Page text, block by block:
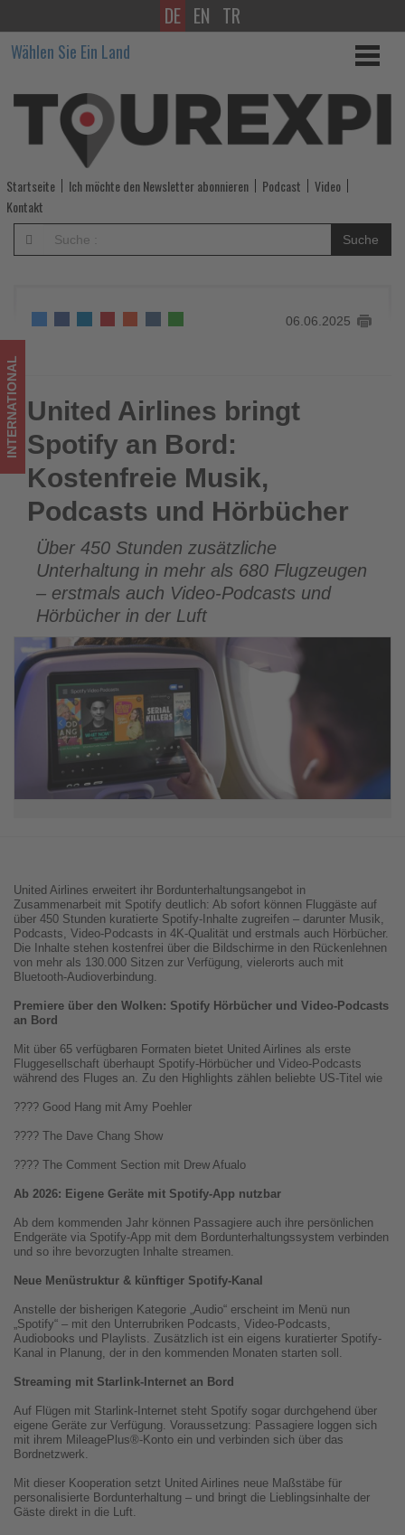
United
Airlines
bringt
Spotify
an
Bord:
Kostenfreie
Podcasts
und
Hörbücher
-
Wissen,
was
im
Tourismus
los
ist!
DE EN TR
Wählen Sie Ein Land
Startseite Ich möchte den Newsletter abonnieren Podcast
Video
Kontakt
Suche
06.06.2025
United Airlines bringt Spotify an Bord: Kostenfreie Musik,
Podcasts und Hörbücher
INTERNATIONAL United Airlines bringt
Spotify an Bord:
Kostenfreie Musik,
Podcasts und Hörbücher
Über 450 Stunden zusätzliche
Unterhaltung in mehr als 680 Flugzeugen
– erstmals auch Video-Podcasts und
Hörbücher in der Luft
United Airlines erweitert ihr Bordunterhaltungsangebot in
Zusammenarbeit mit Spotify deutlich: Ab sofort können Fluggäste auf
über 450 Stunden kuratierte Spotify-Inhalte zugreifen – darunter Musik,
Podcasts, Video-Podcasts in 4K-Qualität und erstmals auch Hörbücher.
Die Inhalte stehen kostenfrei über die Bildschirme in den Rückenlehnen
von mehr als 130.000 Sitzen zur Verfügung, vielerorts auch mit
Bluetooth-Audioverbindung.
Premiere über den Wolken: Spotify Hörbücher und Video-Podcasts
an Bord
Mit über 65 verfügbaren Formaten bietet United Airlines als erste
Fluggesellschaft überhaupt Spotify-Hörbücher und Video-Podcasts
während des Fluges an. Zu den Highlights zählen beliebte US-Titel wie
???? Good Hang mit Amy Poehler
???? The Dave Chang Show
???? The Comment Section mit Drew Afualo
Ab 2026: Eigene Geräte mit Spotify-App nutzbar
Ab dem kommenden Jahr können Passagiere auch ihre persönlichen
Endgeräte via Spotify-App mit dem Bordunterhaltungssystem verbinden
und so ihre bevorzugten Inhalte streamen.
Neue Menüstruktur & künftiger Spotify-Kanal
Anstelle der bisherigen Kategorie „Audio“ erscheint im Menü nun
„Spotify“ – mit den Unterrubriken Podcasts, Video-Podcasts,
Audiobooks und Playlists. Zusätzlich ist ein eigens kuratierter Spotify-
Kanal in Planung, der in den kommenden Monaten starten soll.
Streaming mit Starlink-Internet an Bord
Auf Flügen mit Starlink-Internet steht Spotify sogar durchgehend über
eigene Geräte zur Verfügung. Voraussetzung: Passagiere loggen sich
mit ihrem MileagePlus®-Konto ein und verbinden sich über das
Bordnetzwerk.
Mit dieser Kooperation setzt United Airlines neue Maßstäbe für
personalisierte Bordunterhaltung – und bringt die Lieblingsinhalte der
Gäste direkt in die Luft.